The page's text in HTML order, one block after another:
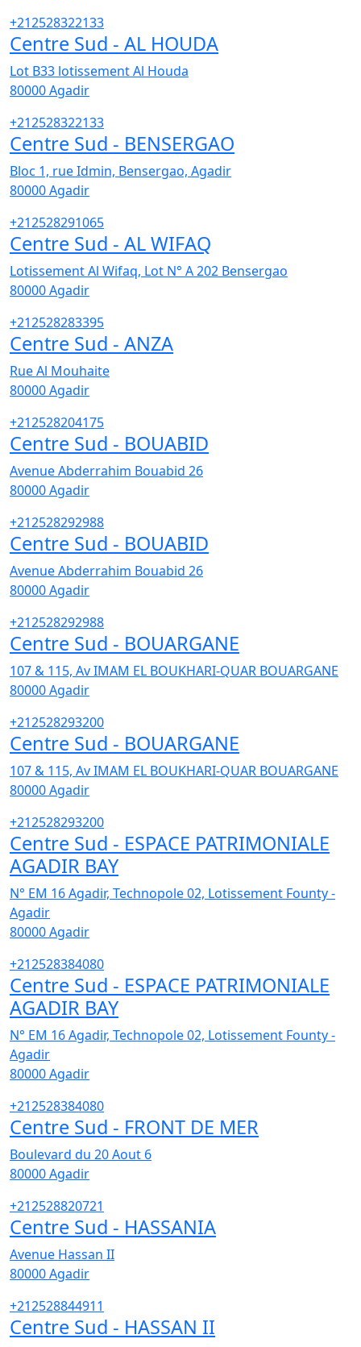
+212528322133
Centre Sud - AL HOUDA
Lot B33 lotissement Al Houda
80000Agadir
+212528322133
Centre Sud - BENSERGAO
Bloc 1, rue Idmin, Bensergao, Agadir
80000Agadir
+212528291065
Centre Sud - AL WIFAQ
Lotissement Al Wifaq, Lot N° A 202 Bensergao
80000Agadir
+212528283395
Centre Sud - ANZA
Rue Al Mouhaite
80000Agadir
+212528204175
Centre Sud - BOUABID
Avenue Abderrahim Bouabid 26
80000Agadir
+212528292988
Centre Sud - BOUABID
Avenue Abderrahim Bouabid 26
80000Agadir
+212528292988
Centre Sud - BOUARGANE
107 & 115, Av IMAM EL BOUKHARI-QUAR BOUARGANE
80000Agadir
+212528293200
Centre Sud - BOUARGANE
107 & 115, Av IMAM EL BOUKHARI-QUAR BOUARGANE
80000Agadir
+212528293200
Centre Sud - ESPACE PATRIMONIALE
AGADIR BAY
N° EM 16 Agadir, Technopole 02, Lotissement Founty -
Agadir
80000Agadir
+212528384080
Centre Sud - ESPACE PATRIMONIALE
AGADIR BAY
N° EM 16 Agadir, Technopole 02, Lotissement Founty -
Agadir
80000Agadir
+212528384080
Centre Sud - FRONT DE MER
Boulevard du 20 Aout 6
80000Agadir
+212528820721
Centre Sud - HASSANIA
Avenue Hassan II
80000Agadir
+212528844911
Centre Sud - HASSAN II